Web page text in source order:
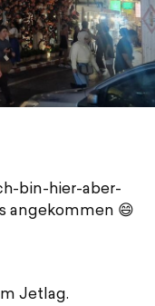
bin-hier-aber-
angekommen 😄
Jetlag.